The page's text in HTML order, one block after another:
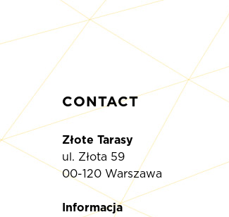
CONTACT
Złote Tarasy
ul. Złota 59
00-120 Warszawa
Informacja